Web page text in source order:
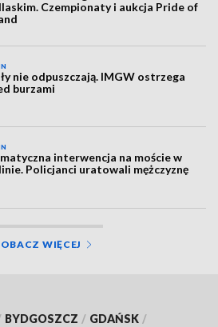
Czempionaty i aukcja Pride of
nie odpuszczają. IMGW ostrzega
burzami
interwencja na moście w
Policjanci uratowali mężczyznę
WIĘCEJ
BYDGOSZCZ / GDAŃSK /